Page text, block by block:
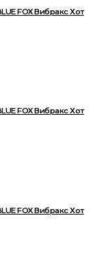
FOX Вибракс Хот
FOX Вибракс Хот
FOX Вибракс Хот